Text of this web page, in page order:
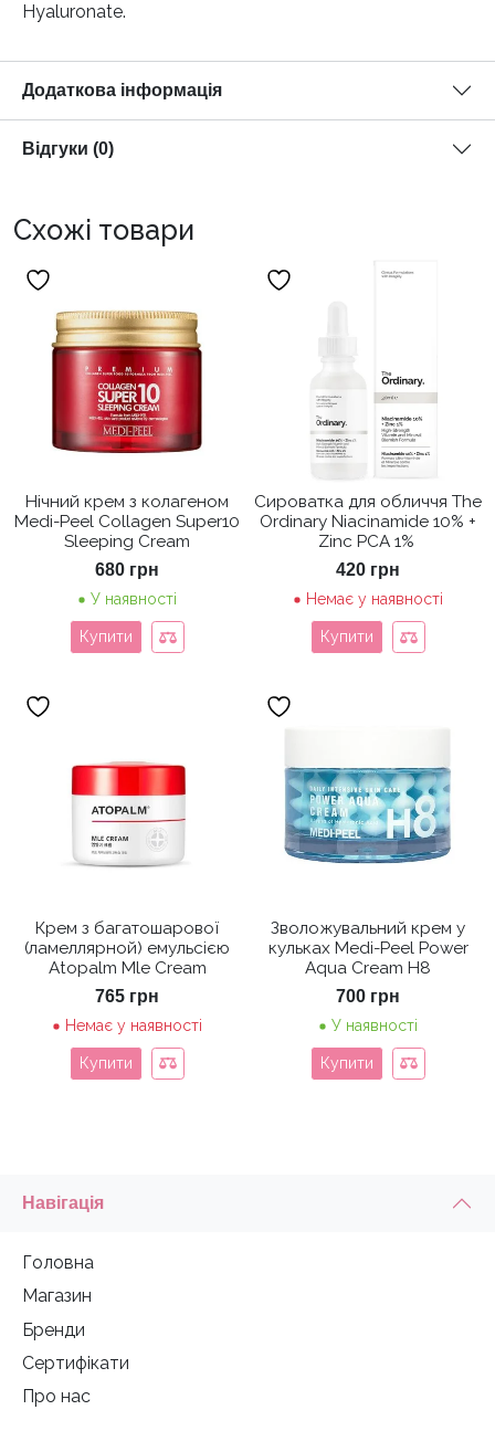
Hyaluronate.
Додаткова інформація
Відгуки (0)
Схожі товари
Нічний крем з колагеном
Medi-Peel Collagen Super10
Sleeping Cream
680 грн
У наявності
Купити
Сироватка для обличчя The
Ordinary Niacinamide 10% +
Zinc PCA 1%
420 грн
Немає у наявності
Купити
Крем з багатошарової
(ламеллярной) емульсією
Atopalm Mle Cream
765 грн
Немає у наявності
Купити
Зволожувальний крем у
кульках Medi-Peel Power
Aqua Cream H8
700 грн
У наявності
Купити
Навігація
Головна
Магазин
Бренди
Сертифікати
Про нас